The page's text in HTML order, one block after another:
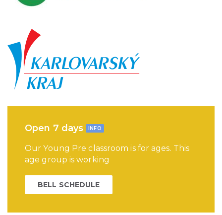
Open 7 days INFO
Our Young Pre classroom is for ages. This
age group is working
BELL SCHEDULE